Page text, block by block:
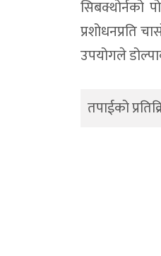
सिबक्थोर्नको
प्रशोधनप्रति
उपयोगले
तपाईको